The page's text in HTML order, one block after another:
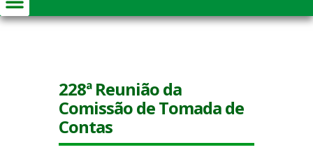
228ª Reunião da
Comissão de Tomada de
Contas